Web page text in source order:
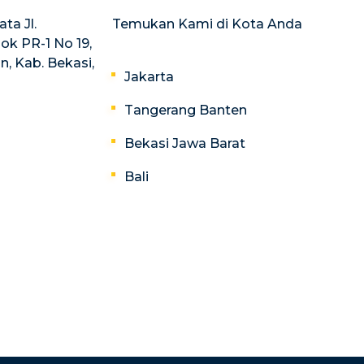
Jl.
PR-1 No 19,
Kab. Bekasi,
Temukan Kami di Kota Anda
Jakarta
Tangerang Banten
Bekasi Jawa Barat
Bali